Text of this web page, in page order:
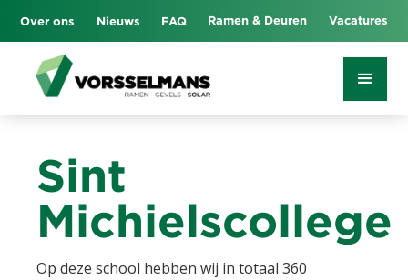
Over ons Nieuws FAQ Ramen & Deuren Vacatures
Sint
Michielscollege
Op deze school hebben wij in totaal 360